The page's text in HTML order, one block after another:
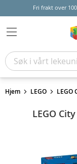
Fri frakt over
Hjem LEGO LEGO
LEGO